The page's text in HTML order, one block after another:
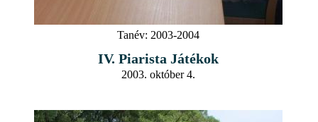
Tanév: 2003-2004
IV. Piarista Játékok
2003. október 4.